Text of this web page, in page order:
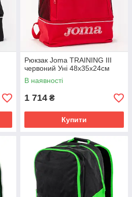
Рюкзак Joma TRAINING III
червоний Уні 48х35х24см
В наявності
1 714 ₴
Купити